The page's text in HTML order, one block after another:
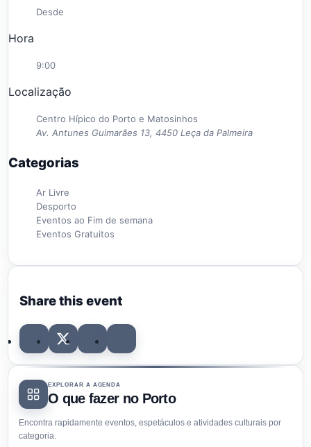
Desde
Hora
9:00
Localização
Centro Hípico do Porto e Matosinhos
Av. Antunes Guimarães 13, 4450 Leça da Palmeira
Categorias
Ar Livre
Desporto
Eventos ao Fim de semana
Eventos Gratuitos
Share this event
EXPLORAR A AGENDA
O que fazer no Porto
Encontra rapidamente eventos, espetáculos e atividades culturais por
categoria.